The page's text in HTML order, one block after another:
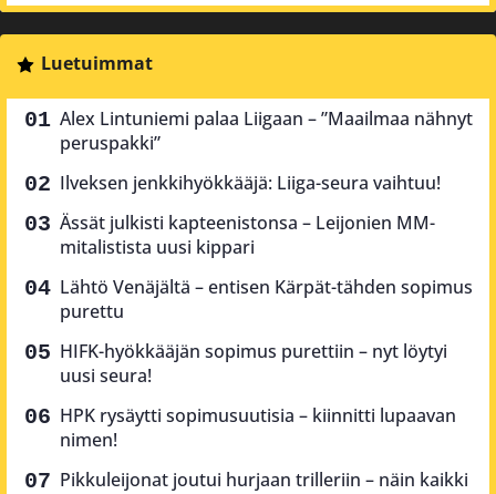
Luetuimmat
Alex Lintuniemi palaa Liigaan – ”Maailmaa nähnyt
peruspakki”
Ilveksen jenkkihyökkääjä: Liiga-seura vaihtuu!
Ässät julkisti kapteenistonsa – Leijonien MM-
mitalistista uusi kippari
Lähtö Venäjältä – entisen Kärpät-tähden sopimus
purettu
HIFK-hyökkääjän sopimus purettiin – nyt löytyi
uusi seura!
HPK rysäytti sopimusuutisia – kiinnitti lupaavan
nimen!
Pikkuleijonat joutui hurjaan trilleriin – näin kaikki